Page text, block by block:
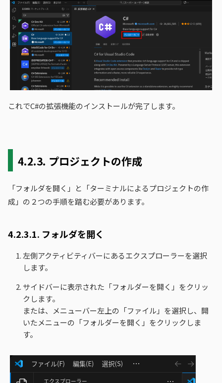
これでC#の拡張機能のインストールが完了します。
4.2.3. プロジェクトの作成
「フォルダを開く」と「ターミナルによるプロジェクトの作
成」の２つの手順を踏む必要があります。
4.2.3.1. フォルダを開く
左側アクティビティバーにあるエクスプローラーを選択
します。
サイドバーに表示された「フォルダーを開く」をクリッ
クします。
または、メニューバー左上の「ファイル」を選択し、開
いたメニューの「フォルダーを開く」をクリックしま
す。